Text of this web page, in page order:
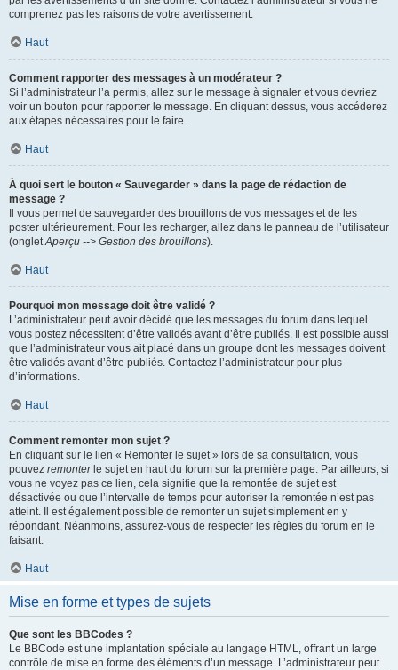
comprenez pas les raisons de votre avertissement.
Haut
Comment rapporter des messages à un modérateur ?
Si l’administrateur l’a permis, allez sur le message à signaler et vous devriez
voir un bouton pour rapporter le message. En cliquant dessus, vous accéderez
aux étapes nécessaires pour le faire.
Haut
À quoi sert le bouton « Sauvegarder » dans la page de rédaction de
message ?
Il vous permet de sauvegarder des brouillons de vos messages et de les
poster ultérieurement. Pour les recharger, allez dans le panneau de l’utilisateur
(ongletAperçu --> Gestion des brouillons).
Haut
Pourquoi mon message doit être validé ?
L’administrateur peut avoir décidé que les messages du forum dans lequel
vous postez nécessitent d’être validés avant d’être publiés. Il est possible aussi
que l’administrateur vous ait placé dans un groupe dont les messages doivent
être validés avant d’être publiés. Contactez l’administrateur pour plus
d’informations.
Haut
Comment remonter mon sujet ?
En cliquant sur le lien « Remonter le sujet » lors de sa consultation, vous
pouvez remonterle sujet en haut du forum sur la première page. Par ailleurs, si
vous ne voyez pas ce lien, cela signifie que la remontée de sujet est
désactivée ou que l’intervalle de temps pour autoriser la remontée n’est pas
atteint. Il est également possible de remonter un sujet simplement en y
répondant. Néanmoins, assurez-vous de respecter les règles du forum en le
faisant.
Haut
Mise en forme et types de sujets
Que sont les BBCodes ?
Le BBCode est une implantation spéciale au langage HTML, offrant un large
contrôle de mise en forme des éléments d’un message. L’administrateur peut